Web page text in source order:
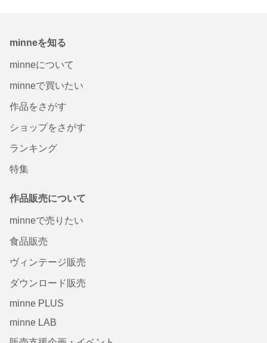
minneを知る
minneについて
minneで買いたい
作品をさがす
ショップをさがす
ランキング
特集
作品販売について
minneで売りたい
食品販売
ヴィンテージ販売
ダウンロード販売
minne PLUS
minne LAB